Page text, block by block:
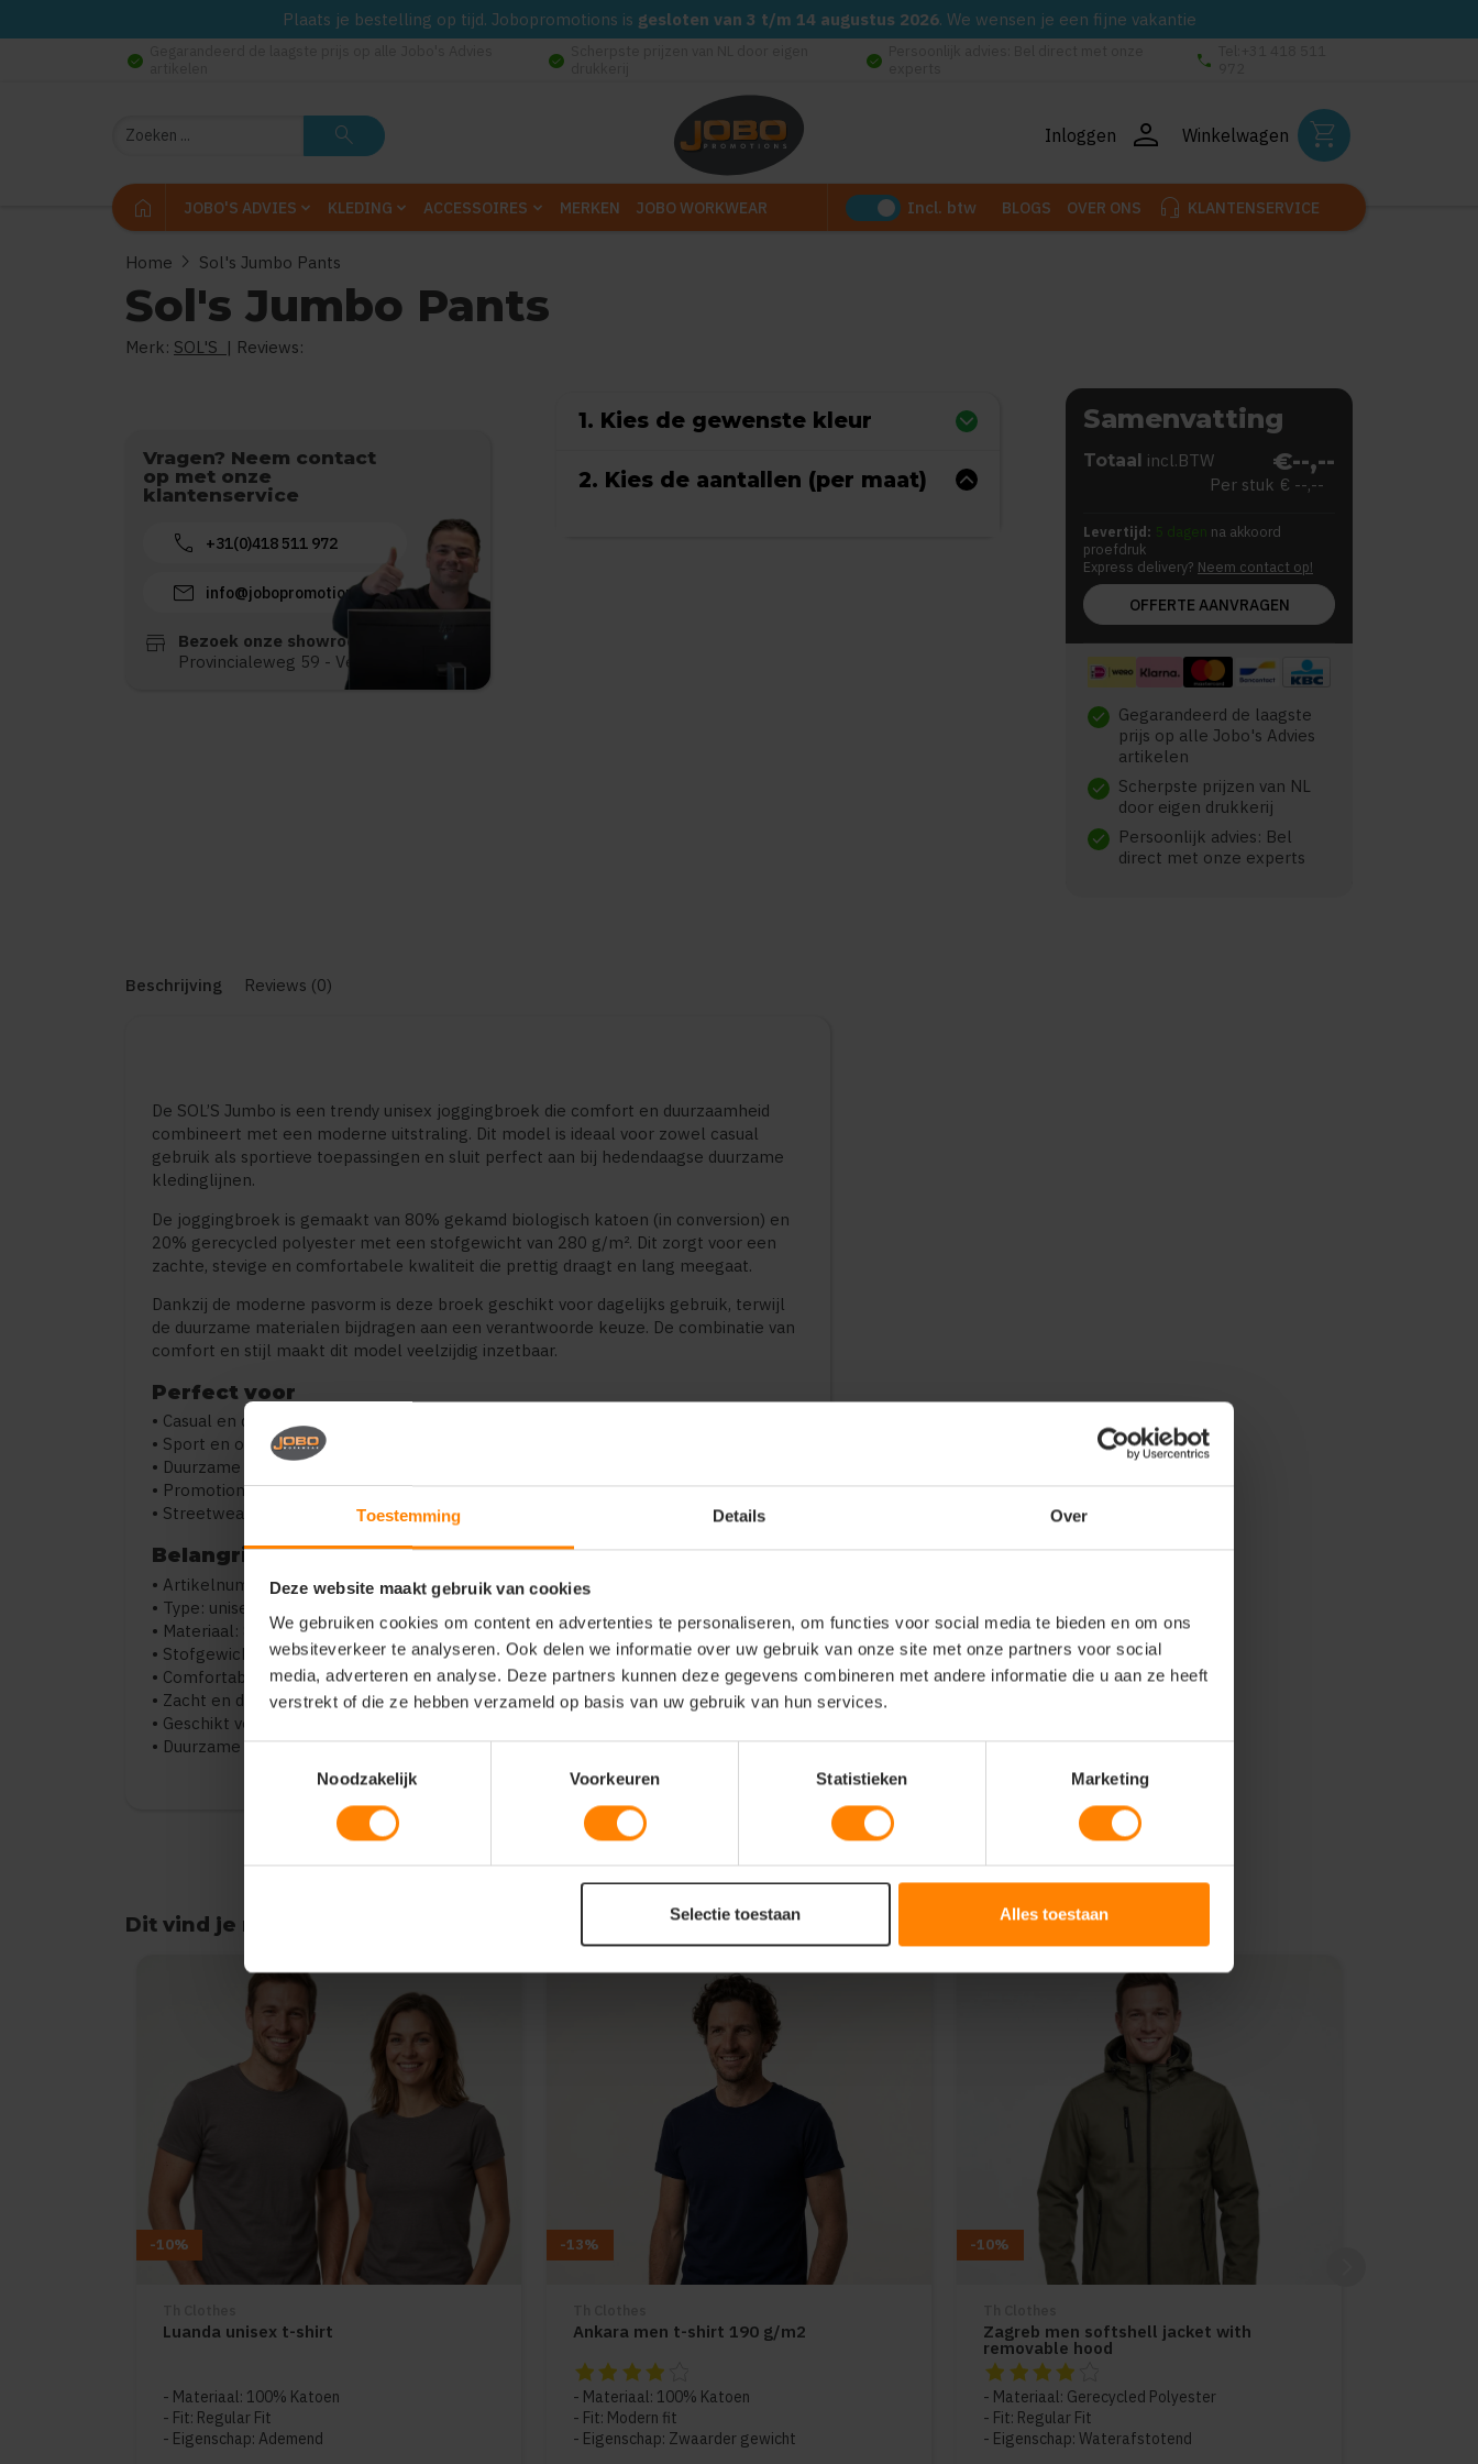
Toestemming Details Over
Deze website maakt gebruik van cookies
We gebruiken cookies om content en advertenties te personaliseren, om functies voor social media te bieden en om ons
websiteverkeer te analyseren. Ook delen we informatie over uw gebruik van onze site met onze partners voor social
media, adverteren en analyse. Deze partners kunnen deze gegevens combineren met andere informatie die u aan ze heeft
verstrekt of die ze hebben verzameld op basis van uw gebruik van hun services.
Noodzakelijk
Voorkeuren Statistieken Marketing
Selectie toestaan Alles toestaan
Plaats je bestelling op tijd. Jobopromotions is gesloten van 3 t/m 14 augustus 2026. We wensen je een fijne vakantie
check_circle check_circle check_circle phone
Zoeken search Inloggen person Winkelwagen shopping_cart
home JOBO'S ADVIES KLEDING ACCESSOIRES MERKEN JOBO WORKWEAR Incl. btw BLOGS OVER ONS headset_mic KLANTENSERVICE
Home chevron_right Sol's Jumbo Pants
Sol's Jumbo Pants
Merk: SOL'S | Reviews:
Vragen? Neem contact
op met onze
klantenservice
call +31(0)418 511 972
mail info@jobopromotions.nl
store
Bezoek onze showroom:
Provincialeweg 59 - Velddriel
1. Kies de gewenste kleur
2. Kies de aantallen (per maat)
Samenvatting
Totaal incl.BTW €--,--
Per stuk € --,--
Levertijd: 5 dagen na akkoord
proefdruk
Express delivery? Neem contact op!
OFFERTE AANVRAGEN
check Gegarandeerd de laagste
prijs op alle Jobo's Advies
artikelen
check Scherpste prijzen van NL
door eigen drukkerij
check
Persoonlijk advies: Bel
direct met onze experts
Beschrijving Reviews (0)
De SOL’S Jumbo is een trendy unisex joggingbroek die comfort en duurzaamheid
combineert met een moderne uitstraling. Dit model is ideaal voor zowel casual
gebruik als sportieve toepassingen en sluit perfect aan bij hedendaagse duurzame
kledinglijnen.
De joggingbroek is gemaakt van 80% gekamd biologisch katoen (in conversion) en
20% gerecycled polyester met een stofgewicht van 280 g/m². Dit zorgt voor een
zachte, stevige en comfortabele kwaliteit die prettig draagt en lang meegaat.
Dankzij de moderne pasvorm is deze broek geschikt voor dagelijks gebruik, terwijl
de duurzame materialen bijdragen aan een verantwoorde keuze. De combinatie van
comfort en stijl maakt dit model veelzijdig inzetbaar.
Perfect voor
• Casual en dagelijks gebruik
• Sport en ontspanning
• Duurzame bedrijfskleding
• Promotionele kleding
• Streetwear en leisure
Belangrijkste kenmerken
• Artikelnummer: 803810
• Type: unisex joggingbroek
• Materiaal: 80% biologisch katoen (in conversion) / 20% gerecycled polyester
• Stofgewicht: 280 g/m²
• Comfortabele en moderne pasvorm
• Zacht en duurzaam materiaal
• Geschikt voor dagelijks en sportief gebruik
• Duurzame productie
Dit vind je misschien ook leuk
-10%
Luanda unisex t-shirt
Materiaal: 100% Katoen
Fit: Regular Fit
Eigenschap: Ademend
-13%
Ankara men t-shirt 190 g/m2
De beoordeling van dit product is
Materiaal: 100% Katoen
Fit: Modern fit
Eigenschap: Zwaarder gewicht
-10%
Zagreb men softshell jacket with
removable hood
De beoordeling van dit product is
Materiaal: Gerecycled Polyester
Fit: Regular Fit
Eigenschap: Waterafstotend